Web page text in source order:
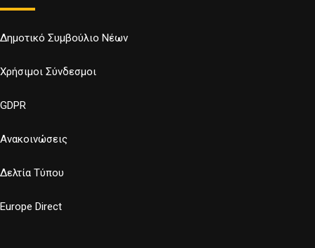
Δημοτικό Συμβούλιο Νέων
Χρήσιμοι Σύνδεσμοι
GDPR
Ανακοινώσεις
Δελτία Τύπου
Europe Direct